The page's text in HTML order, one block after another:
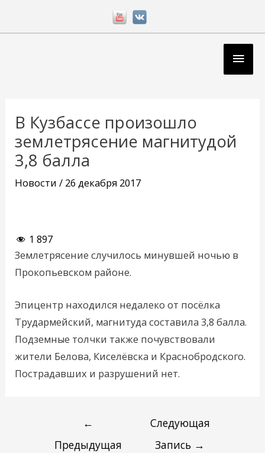
В Кузбассе произошло
землетрясение магнитудой
3,8 балла
Новости / 26 декабря 2017
1 897
Землетрясение случилось минувшей ночью в
Прокопьевском районе.
Эпицентр находился недалеко от посёлка
Трудармейский, магнитуда составила 3,8 балла.
Подземные толчки также почувствовали
жители Белова, Киселёвска и Краснобродского.
Пострадавших и разрушений нет.
записям
←
Предыдущая
Следующая
Запись →